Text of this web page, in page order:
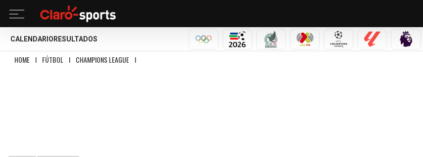
CALENDARIO RESULTADOS
MILANO CORTINA 2026
MUNDIAL 2026SELECCIÓN MEXICANA
LIGA MX CHAMPIONS LEAGUE
LALIGA
HOME I FÚTBOL I CHAMPIONS LEAGUE I